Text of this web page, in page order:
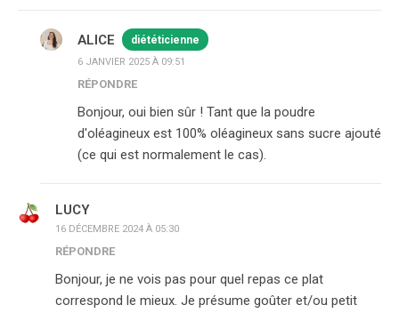
ALICE diététicienne
6 JANVIER 2025 À 09:51
RÉPONDRE
Bonjour, oui bien sûr ! Tant que la poudre
d'oléagineux est 100% oléagineux sans sucre ajouté
(ce qui est normalement le cas).
LUCY
16 DÉCEMBRE 2024 À 05:30
RÉPONDRE
Bonjour, je ne vois pas pour quel repas ce plat
correspond le mieux. Je présume goûter et/ou petit